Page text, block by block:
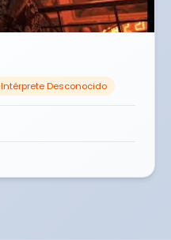
Intérprete Desconocido